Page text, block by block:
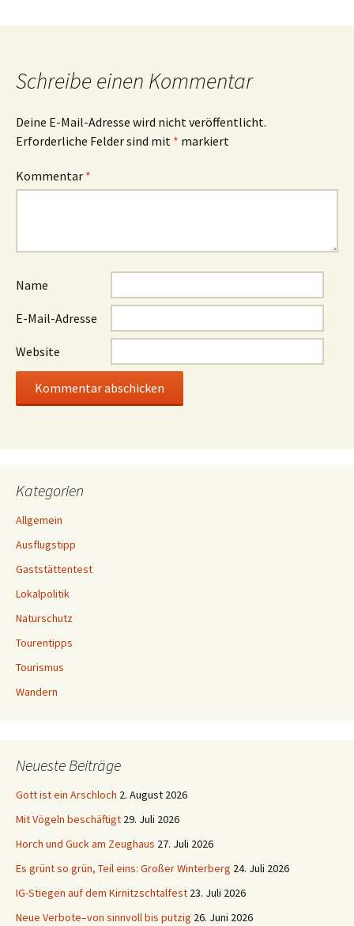
Schreibe einen Kommentar
Deine E-Mail-Adresse wird nicht veröffentlicht.
Erforderliche Felder sind mit * markiert
Kommentar *
Name
E-Mail-Adresse
Website
Kategorien
Allgemein
Ausflugstipp
Gaststättentest
Lokalpolitik
Naturschutz
Tourentipps
Tourismus
Wandern
Neueste Beiträge
Gott ist ein Arschloch 2. August 2026
Mit Vögeln beschäftigt 29. Juli 2026
Horch und Guck am Zeughaus 27. Juli 2026
Es grünt so grün, Teil eins: Großer Winterberg 24. Juli 2026
IG-Stiegen auf dem Kirnitzschtalfest 23. Juli 2026
Neue Verbote–von sinnvoll bis putzig 26. Juni 2026